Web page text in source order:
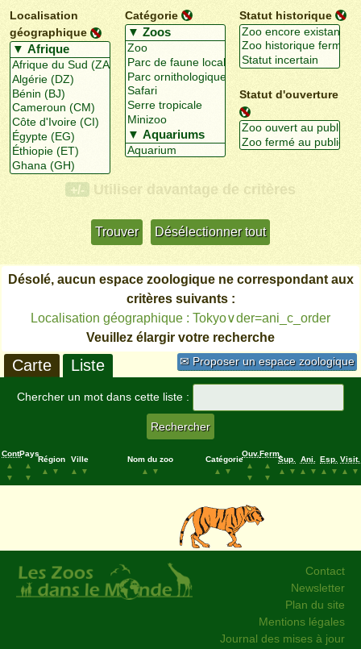
Localisation
géographique
Catégorie Statut historique
Statut d'ouverture
+/- Utiliser davantage de critères
Désolé, aucun espace zoologique ne correspondant aux
critères suivants :
Localisation géographique : Tokyo∨der=ani_c_order
Veuillez élargir votre recherche
✉ Proposer un espace zoologique
Carte Liste
Chercher un mot dans cette liste :
Cont.
▲
▼
Pays
▲
▼
Région
▲
▼
Ville
▲
▼
Nom du zoo
▲
▼
Catégorie
▲
▼
Ouv.
▲
▼
Ferm.
▲
▼
Sup.
▲
▼
Ani.
▲
▼
Esp.
▲
▼
Visit.
▲
▼
Contact
Newsletter
Plan du site
Mentions légales
Journal des mises à jour